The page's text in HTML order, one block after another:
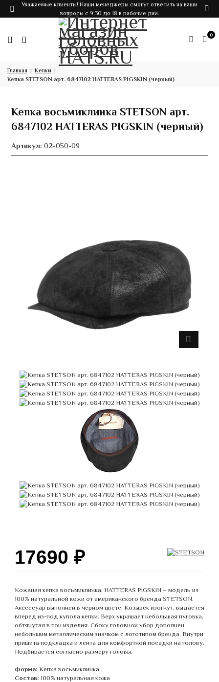
Уважаемые клиенты! Наши менеджеры смогут ответить на ваши
вопросы с 9:30 до 18 в рабочие дни.
0
Главная
Кепки
Кепка STETSON арт. 6847102 HATTERAS PIGSKIN (черный)
Кепка восьмиклинка STETSON арт.
6847102 HATTERAS PIGSKIN (черный)
Артикул: 02-050-09
17690 ₽
Кожаная кепка восьмиклинка. HATTERAS PIGSKIN – модель из
100% натуральной кожи от американского бренда STETSON.
Аксессуар выполнен в черном цвете. Козырек изогнут, выдается
вперед из-под купола кепки. Верх украшает небольшая пуговка,
обтянутая в тон изделия. Сбоку головной убор дополнен
небольшим металлическим значком с логотипом бренда. Внутри
пришита подкладка и лента для комфортной посадки на голову.
Подбирается согласно размеру головы.
Форма: Кепка восьмиклинка
Состав: 100% натуральная кожа